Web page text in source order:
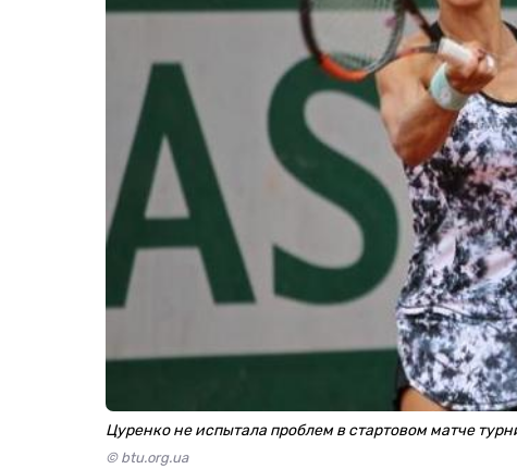
Цуренко не испытала проблем в стартовом матче
© btu.org.ua